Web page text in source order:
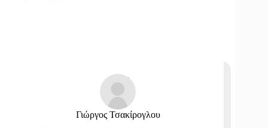
Γιώργος Τσακίρογλου